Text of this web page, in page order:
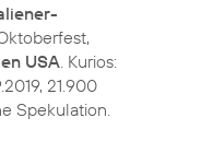
USA . Kurios:
21.900
Spekulation.